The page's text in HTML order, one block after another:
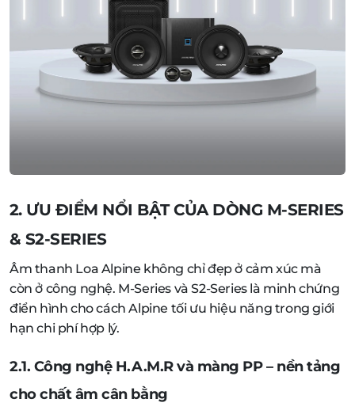
2. ƯU ĐIỂM NỔI BẬT CỦA DÒNG M-SERIES
& S2-SERIES
Âm thanh Loa Alpine không chỉ đẹp ở cảm xúc mà
còn ở công nghệ. M-Series và S2-Series là minh chứng
điển hình cho cách Alpine tối ưu hiệu năng trong giới
hạn chi phí hợp lý.
2.1. Công nghệ H.A.M.R và màng PP – nền tảng
cho chất âm cân bằng